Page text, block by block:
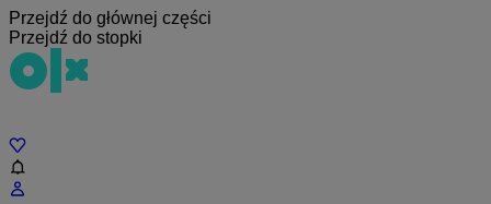
Przejdź do głównej części
Przejdź do stopki